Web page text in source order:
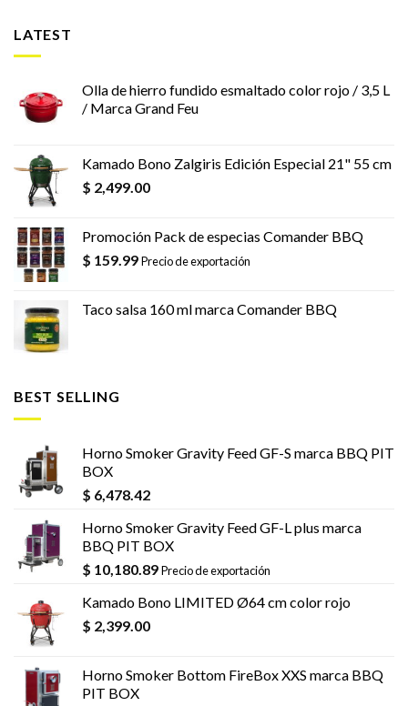
LATEST
Olla de hierro fundido esmaltado color rojo / 3,5 L
/ Marca Grand Feu
Kamado Bono Zalgiris Edición Especial 21" 55 cm
$ 2,499.00
Promoción Pack de especias Comander BBQ
$ 159.99Precio de exportación
Taco salsa 160 ml marca Comander BBQ
BEST SELLING
Horno Smoker Gravity Feed GF-S marca BBQ PIT
BOX
$ 6,478.42
Horno Smoker Gravity Feed GF-L plus marca
BBQ PIT BOX
$ 10,180.89Precio de exportación
Kamado Bono LIMITED Ø64 cm color rojo
$ 2,399.00
Horno Smoker Bottom FireBox XXS marca BBQ
PIT BOX